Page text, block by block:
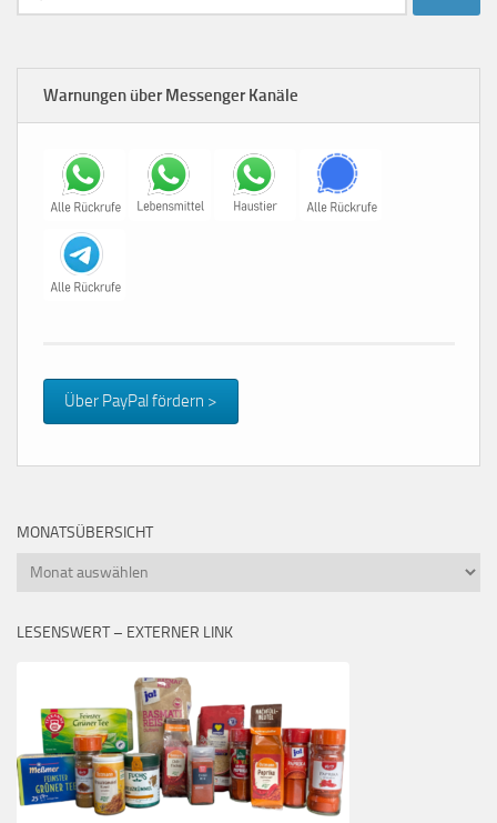
nach:
Warnungen über Messenger Kanäle
Über PayPal fördern >
MONATSÜBERSICHT
Monatsübersicht
LESENSWERT – EXTERNER LINK